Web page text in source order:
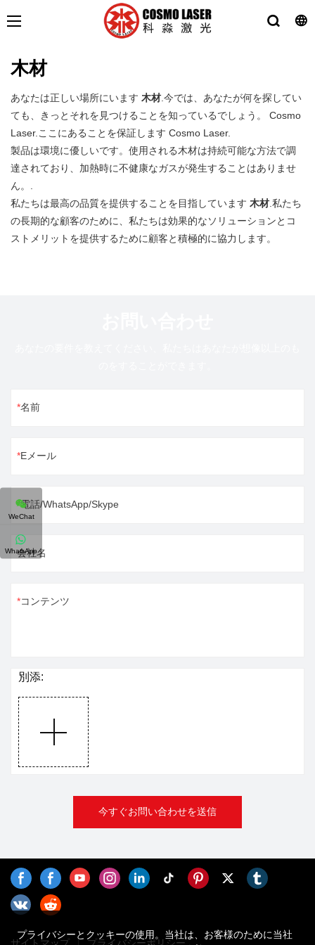
木材
あなたは正しい場所にいます 木材.今では、あなたが何を探してい
ても、きっとそれを見つけることを知っているでしょう。 Cosmo
Laser.ここにあることを保証します Cosmo Laser.
製品は環境に優しいです。使用される木材は持続可能な方法で調
達されており、加熱時に不健康なガスが発生することはありませ
ん。.
私たちは最高の品質を提供することを目指しています 木材.私たち
の長期的な顧客のために、私たちは効果的なソリューションとコ
ストメリットを提供するために顧客と積極的に協力します。
名前
Eメール
電話/WhatsApp/Skype
会社名
コンテンツ
別添:
今すぐお問い合わせを送信
サイトマップ プライバシーポリシー
プライバシーとクッキーの使用。当社は、お客様のために当社
WeChat
WhatsApp